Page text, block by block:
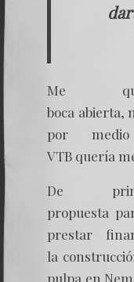
Me
boca abierta,
por
VTB quería
De
propuesta
prestar
la
pulpa en